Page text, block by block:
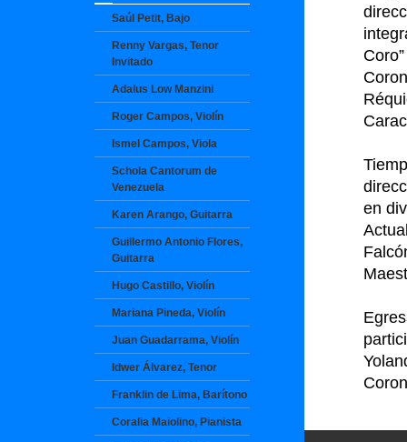
Saúl Petit, Bajo
Renny Vargas, Tenor
Invitado
Adalus Low Manzini
Roger Campos, Violín
Ismel Campos, Viola
Schola Cantorum de
Venezuela
Karen Arango, Guitarra
Guillermo Antonio Flores,
Guitarra
Hugo Castillo, Violín
Mariana Pineda, Violín
Juan Guadarrama, Violín
Idwer Álvarez, Tenor
Franklin de Lima, Barítono
Coralia Maiolino, Pianista
en